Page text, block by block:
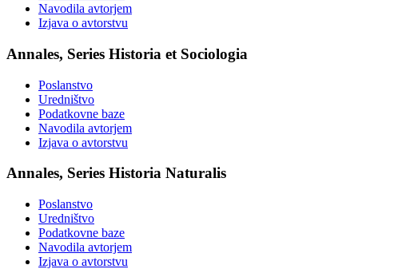
Navodila avtorjem
Izjava o avtorstvu
Annales, Series Historia et Sociologia
Poslanstvo
Uredništvo
Podatkovne baze
Navodila avtorjem
Izjava o avtorstvu
Annales, Series Historia Naturalis
Poslanstvo
Uredništvo
Podatkovne baze
Navodila avtorjem
Izjava o avtorstvu